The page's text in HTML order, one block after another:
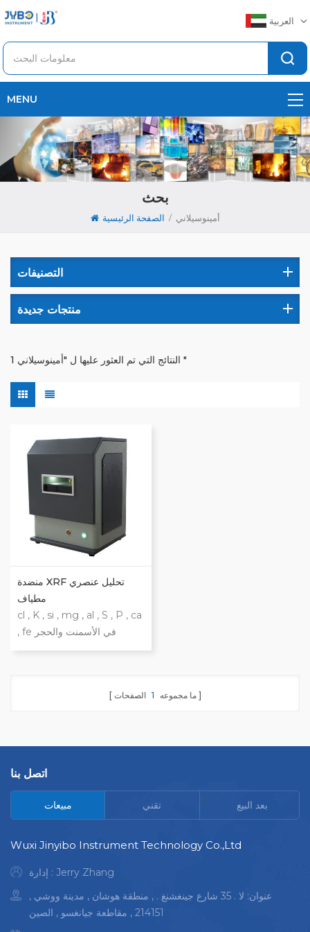
العربية
MENU
بحث
الصفحة الرئيسية / أمينوسيلاني
التصنيفات
منتجات جديدة
1 النتائج التي تم العثور عليها ل "أمينوسيلاني "
منضدة XRF تحليل عنصري
مطياف
cl , K , si , mg , al , S , P , ca
, fe في الأسمنت والحجر
الجيري هيكل المسار البصري
نتائج الاختبار قريبة من اختبار
العناصر في عينة
ما مجموعه 1 الصفحات
اتصل بنا
مبيعات تقني < بعد البيع
Wuxi Jinyibo Instrument Technology Co.,Ltd
إدارة : Jerry Zhang
عنوان: لا . 35 شارع جينغشنغ . , منطقة هوشان , مدينة ووشي ,
214151 , مقاطعة جيانغسو , الصين